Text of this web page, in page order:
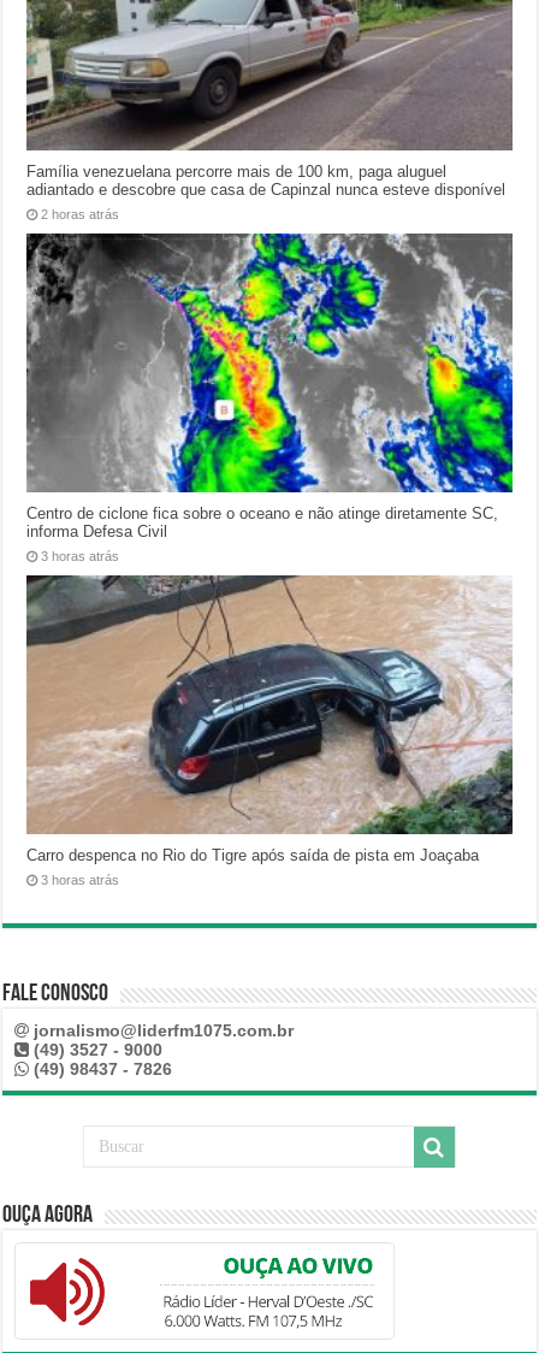
Família venezuelana percorre mais de 100 km, paga aluguel
adiantado e descobre que casa de Capinzal nunca esteve disponível
2 horas atrás
Centro de ciclone fica sobre o oceano e não atinge diretamente SC,
informa Defesa Civil
3 horas atrás
Carro despenca no Rio do Tigre após saída de pista em Joaçaba
3 horas atrás
Fale Conosco
jornalismo@liderfm1075.com.br
(49) 3527 - 9000
(49) 98437 - 7826
Ouça Agora